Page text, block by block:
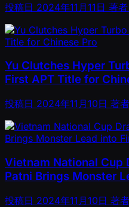
投稿日 2024年11月11日 著者
Yu Clutches Hyper
First APT Title for
投稿日 2024年11月10日 著者
Vietnam National Cup
Patni Brings Monster
投稿日 2024年11月10日 著者